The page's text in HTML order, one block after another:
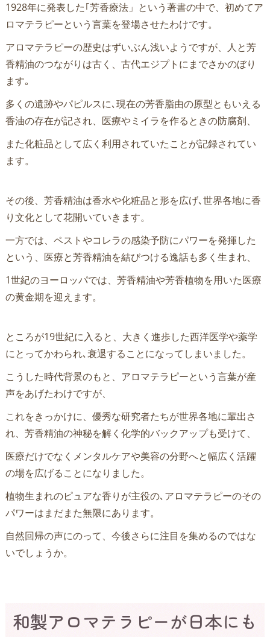
1928年に発表した｢芳香療法」という著書の中で、初めてア
ロマテラピーという言葉を登場させたわけです。
アロマテラピーの歴史はずいぶん浅いようですが、人と芳
香精油のつながりは古く、古代エジプトにまでさかのぼり
ます｡
多くの遺跡やパピルスに､現在の芳香脂由の原型ともいえる
香油の存在が記され、医療やミイラを作るときの防腐剤、
また化粧品として広く利用されていたことが記録されてい
ます。
その後、芳香精油は香水や化粧品と形を広げ､世界各地に香
り文化として花開いていきます。
一方では、ペストやコレラの感染予防にパワーを発揮した
という、医療と芳香精油を結びつける逸話も多く生まれ、
1世紀のヨーロッパでは、芳香精油や芳香植物を用いた医療
の黄金期を迎えます。
ところが19世紀に入ると、大きく進歩した西洋医学や薬学
にとってかわられ､衰退することになってしまいました。
こうした時代背景のもと、アロマテラピーという言葉が産
声をあげたわけですが、
これをきっかけに、優秀な研究者たちが世界各地に輩出さ
れ、芳香精油の神秘を解く化学的バックアップも受けて、
医療だけでなくメンタルケアや美容の分野へと幅広く活躍
の場を広げることになりました。
植物生まれのピュアな香りが主役の､アロマテラピーのその
パワーはまだまた無限にあります。
自然回帰の声にのって、今後さらに注目を集めるのではな
いでしょうか。
和製アロマテラピーが日本にも